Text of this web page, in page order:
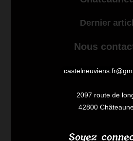
Dernier
Nous
2097 route de
42800
Soyez